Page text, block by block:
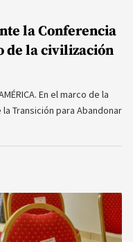
la Conferencia
de la civilización
En el marco de la
Transición para Abandonar